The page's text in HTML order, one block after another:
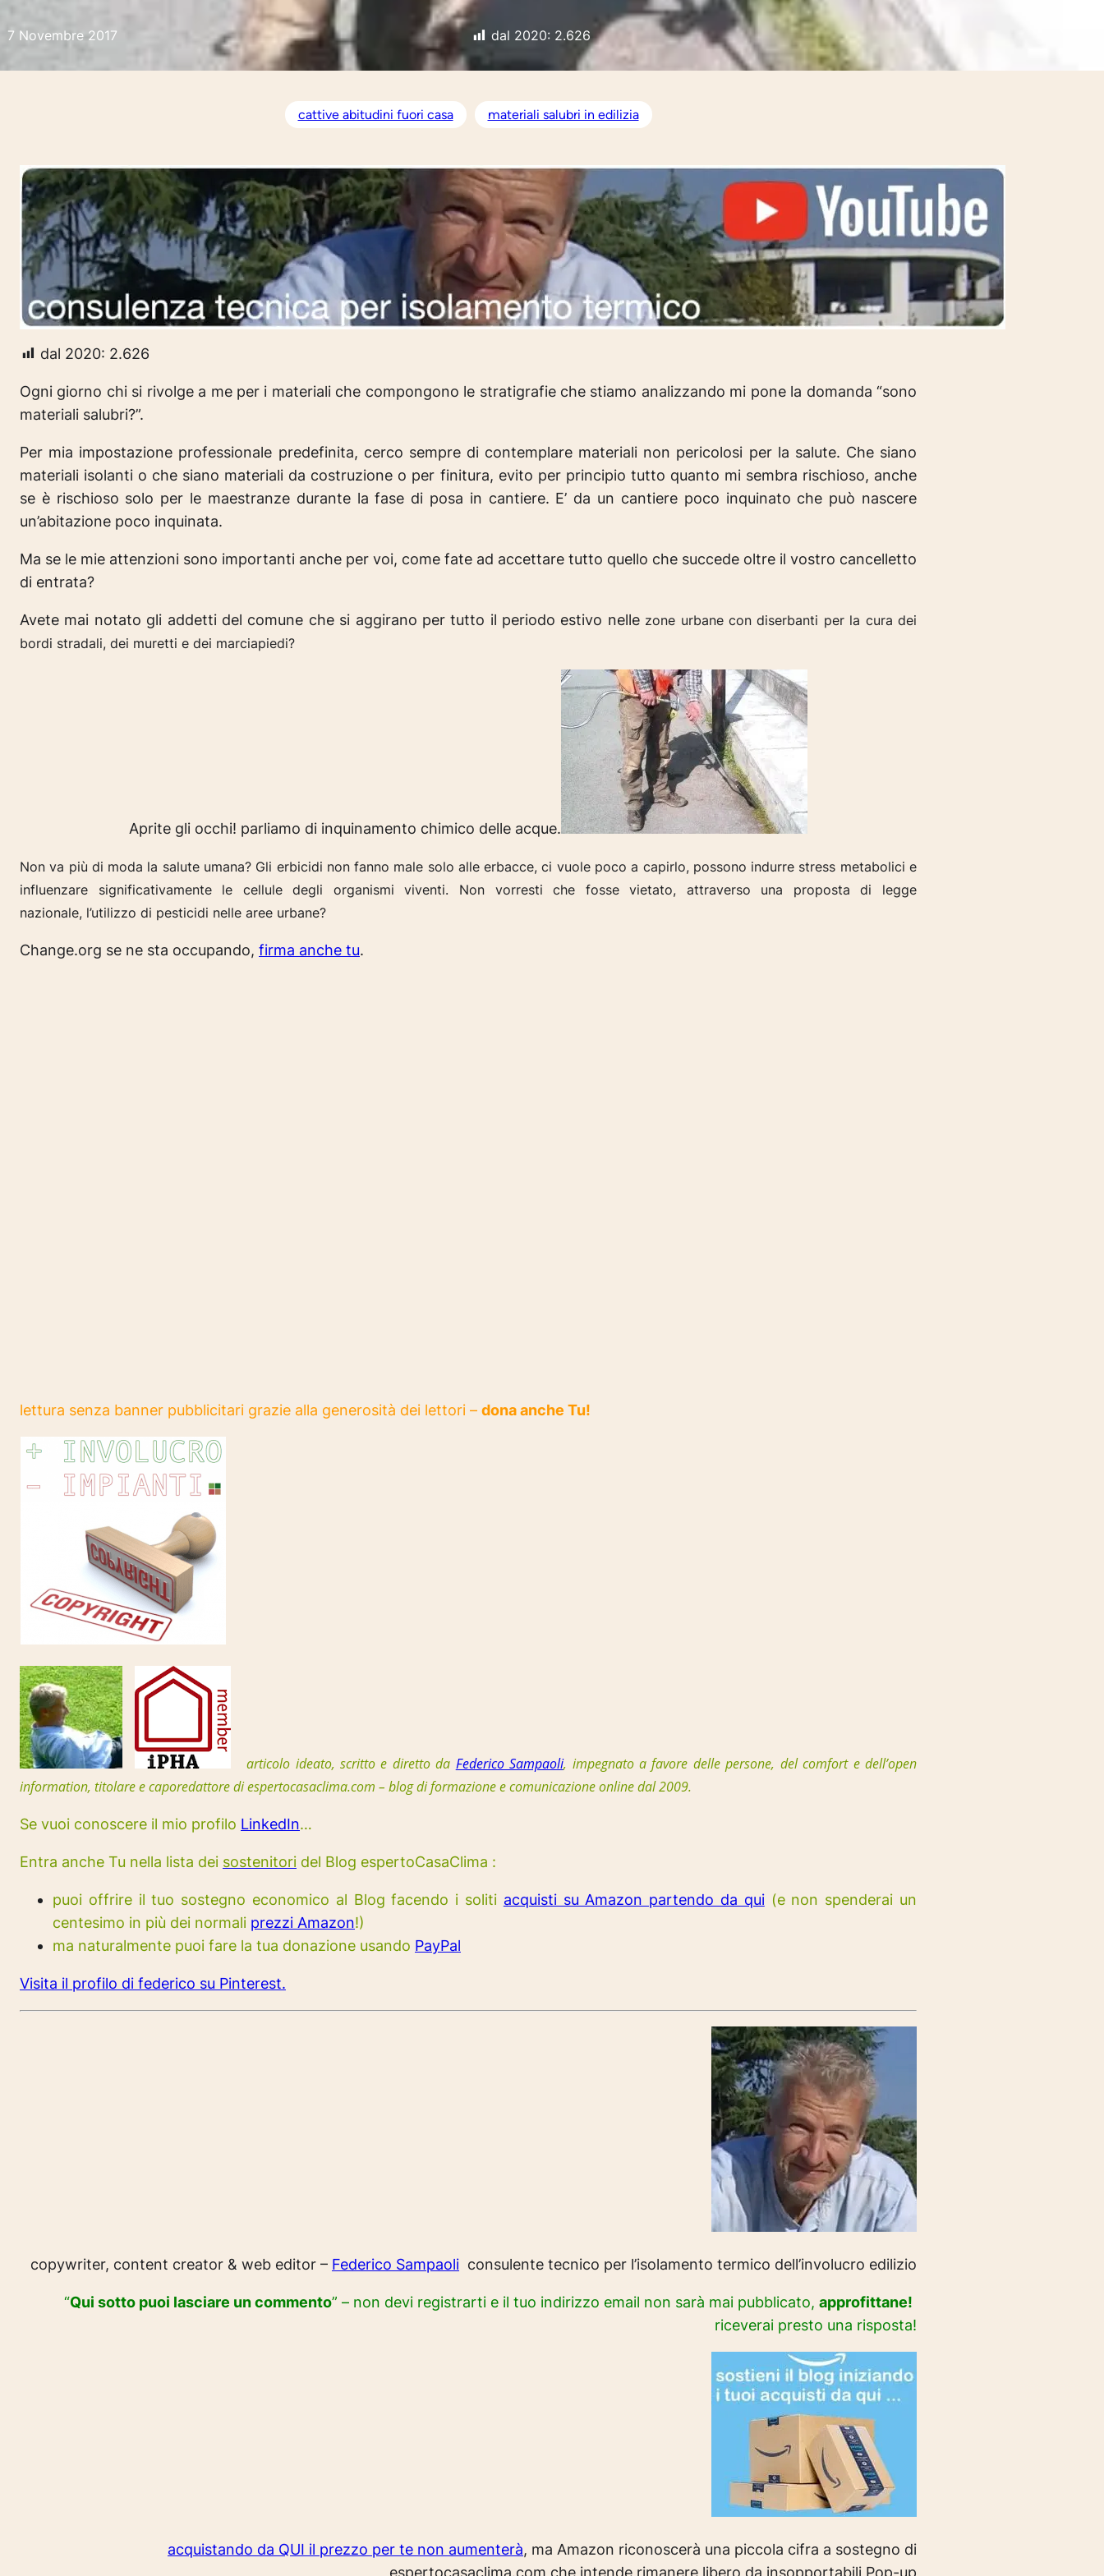
7 Novembre 2017 dal 2020: 2.626
cattive abitudini fuori casa materiali salubri in edilizia
dal 2020: 2.626
Ogni giorno chi si rivolge a me per i materiali che compongono le stratigrafie che stiamo analizzando mi pone la domanda “sono
materiali salubri?”.
Per mia impostazione professionale predefinita, cerco sempre di contemplare materiali non pericolosi per la salute. Che siano
materiali isolanti o che siano materiali da costruzione o per finitura, evito per principio tutto quanto mi sembra rischioso, anche
se è rischioso solo per le maestranze durante la fase di posa in cantiere. E’ da un cantiere poco inquinato che può nascere
un’abitazione poco inquinata.
Ma se le mie attenzioni sono importanti anche per voi, come fate ad accettare tutto quello che succede oltre il vostro cancelletto
di entrata?
Avete mai notato gli addetti del comune che si aggirano per tutto il periodo estivo nellezone urbane con diserbanti per la cura dei
bordi stradali, dei muretti e dei marciapiedi?
Aprite gli occhi! parliamo di inquinamento chimico delle acque.
Non va più di moda la salute umana? Gli erbicidi non fanno male solo alle erbacce, ci vuole poco a capirlo, possono indurre stress metabolici e
influenzare significativamente le cellule degli organismi viventi. Non vorresti che fosse vietato, attraverso una proposta di legge
nazionale, l’utilizzo di pesticidi nelle aree urbane?
Change.org se ne sta occupando, firma anche tu.
lettura senza banner pubblicitari grazie alla generosità dei lettori – dona anche Tu!
articolo ideato, scritto e diretto da Federico Sampaoli, impegnato a favore delle persone, del comfort e dell’open
information, titolare e caporedattore di espertocasaclima.com – blog di formazione e comunicazione online dal 2009.
Se vuoi conoscere il mio profilo LinkedIn…
Entra anche Tu nella lista dei sostenitori del Blog espertoCasaClima :
puoi offrire il tuo sostegno economico al Blog facendo i soliti acquisti su Amazon partendo da qui(e non spenderai un
centesimo in più dei normali prezzi Amazon!)
ma naturalmente puoi fare la tua donazione usando PayPal
Visita il profilo di federico su Pinterest.
copywriter, content creator & web editor – Federico Sampaoli consulente tecnico per l’isolamento termico dell’involucro edilizio
“Qui sotto puoi lasciare un commento” – non devi registrarti e il tuo indirizzo email non sarà mai pubblicato, approfittane!
riceverai presto una risposta!
acquistando da QUI il prezzo per te non aumenterà, ma Amazon riconoscerà una piccola cifra a sostegno di
espertocasaclima.com che intende rimanere libero da insopportabili Pop-up